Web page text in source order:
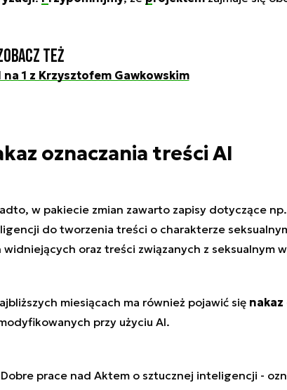
też
na 1 z Krzysztofem Gawkowskim
oznaczania treści AI
w pakiecie zmian zawarto zapisy dotyczące np.
do tworzenia treści o charakterze
widniejących oraz treści związanych z seksualnym
miesiącach ma również pojawić się
przy użyciu AI.
Dobre prace nad Aktem o sztucznej inteligencji -